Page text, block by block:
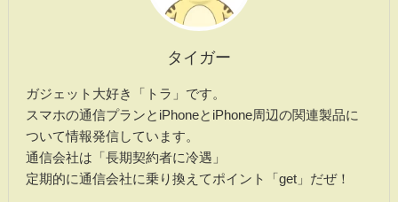
タイガー
ガジェット大好き「トラ」です。
スマホの通信プランとiPhoneとiPhone周辺の関連製品に
ついて情報発信しています。
通信会社は「長期契約者に冷遇」
定期的に通信会社に乗り換えてポイント「get」だぜ！